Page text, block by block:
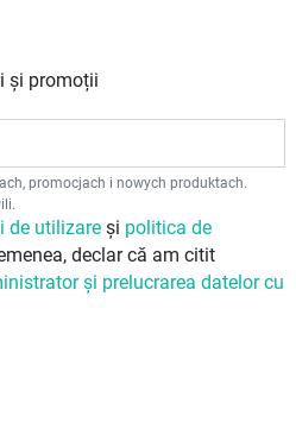
și promoții
promocjach i nowych produktach.
de utilizare și politica de
declar că am citit
și prelucrarea datelor cu